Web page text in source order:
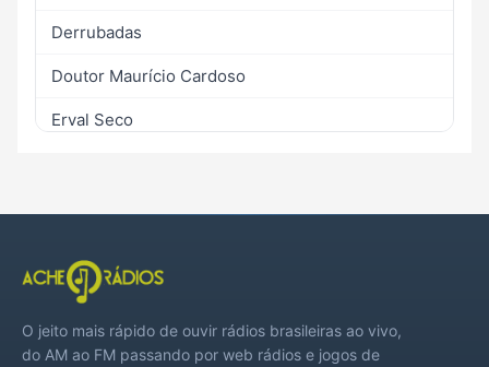
Derrubadas
Doutor Maurício Cardoso
Erval Seco
Miraguaí
Nova Candelária
O jeito mais rápido de ouvir rádios brasileiras ao vivo,
do AM ao FM passando por web rádios e jogos de